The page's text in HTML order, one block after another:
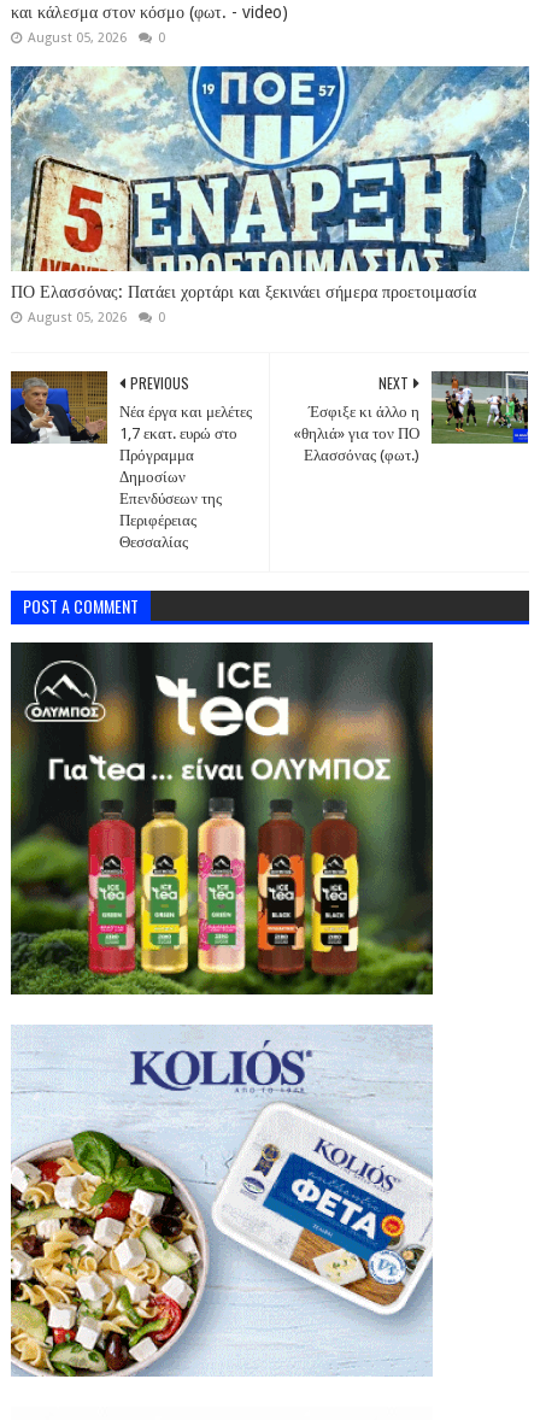
και κάλεσμα στον κόσμο (φωτ. - video)
August 05, 2026 0
ΠΟ Ελασσόνας: Πατάει χορτάρι και ξεκινάει σήμερα προετοιμασία
August 05, 2026 0
NEXT
Έσφιξε κι άλλο η
«θηλιά» για τον ΠΟ
Ελασσόνας (φωτ.)
PREVIOUS
Νέα έργα και μελέτες
1,7 εκατ. ευρώ στο
Πρόγραμμα
Δημοσίων
Επενδύσεων της
Περιφέρειας
Θεσσαλίας
POST A COMMENT